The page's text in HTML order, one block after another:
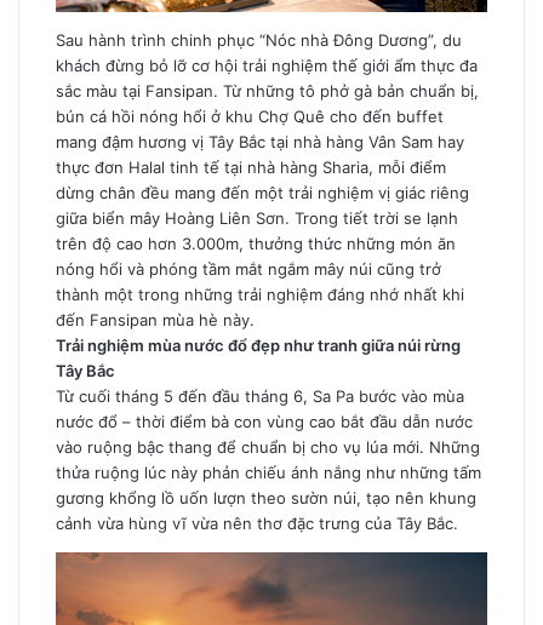
Sau hành trình chinh phục “Nóc nhà Đông Dương”, du
khách đừng bỏ lỡ cơ hội trải nghiệm thế giới ẩm thực đa
sắc màu tại Fansipan. Từ những tô phở gà bản chuẩn bị,
bún cá hồi nóng hổi ở khu Chợ Quê cho đến buffet
mang đậm hương vị Tây Bắc tại nhà hàng Vân Sam hay
thực đơn Halal tinh tế tại nhà hàng Sharia, mỗi điểm
dừng chân đều mang đến một trải nghiệm vị giác riêng
giữa biển mây Hoàng Liên Sơn. Trong tiết trời se lạnh
trên độ cao hơn 3.000m, thưởng thức những món ăn
nóng hổi và phóng tầm mắt ngắm mây núi cũng trở
thành một trong những trải nghiệm đáng nhớ nhất khi
đến Fansipan mùa hè này.
Trải nghiệm mùa nước đổ đẹp như tranh giữa núi rừng
Tây Bắc
Từ cuối tháng 5 đến đầu tháng 6, Sa Pa bước vào mùa
nước đổ – thời điểm bà con vùng cao bắt đầu dẫn nước
vào ruộng bậc thang để chuẩn bị cho vụ lúa mới. Những
thửa ruộng lúc này phản chiếu ánh nắng như những tấm
gương khổng lồ uốn lượn theo sườn núi, tạo nên khung
cảnh vừa hùng vĩ vừa nên thơ đặc trưng của Tây Bắc.